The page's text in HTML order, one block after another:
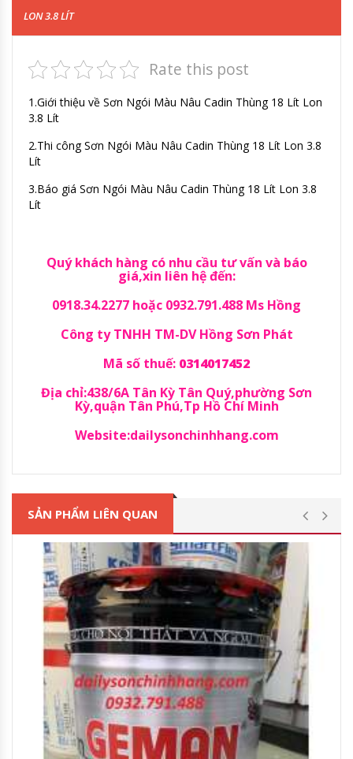
LON 3.8 LÍT
Rate this post
1.Giới thiệu về Sơn Ngói Màu Nâu Cadin Thùng 18 Lít Lon
3.8 Lít
2.Thi công Sơn Ngói Màu Nâu Cadin Thùng 18 Lít Lon 3.8
Lít
3.Báo giá Sơn Ngói Màu Nâu Cadin Thùng 18 Lít Lon 3.8
Lít
Quý khách hàng có nhu cầu tư vấn và báo
giá,xin liên hệ đến:
0918.34.2277 hoặc 0932.791.488 Ms Hồng
Công ty TNHH TM-DV Hồng Sơn Phát
Mã số thuế: 0314017452
Địa chỉ:438/6A Tân Kỳ Tân Quý,phường Sơn
Kỳ,quận Tân Phú,Tp Hồ Chí Minh
Website:dailysonchinhhang.com
SẢN PHẨM LIÊN QUAN